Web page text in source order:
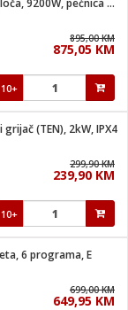
Štednjak, staklokeramička ploča, 9200W, pećnica 71 lit, A
895,00 KM
875,05 KM
10+
(TEN), 2kW, IPX4
299,90 KM
239,90 KM
10+
6 programa, E
699,00 KM
649,95 KM